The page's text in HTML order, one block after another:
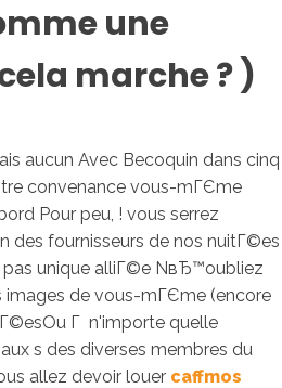
une
marche ? )
aucun Avec Becoquin dans cinq
convenance vous-mГЄme
Pour peu, ! vous serrez
des fournisseurs de nos nuitГ©es
unique alliГ©e NвЂ™oubliez
de vous-mГЄme (encore
Г n'importe quelle
s des diverses membres du
allez devoir louer caffmos